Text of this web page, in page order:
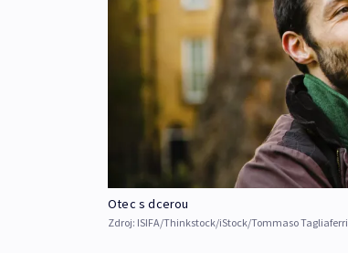
Otec s dcerou
Zdroj: ISIFA/Thinkstock/iStock/Tommaso Tagliaferri